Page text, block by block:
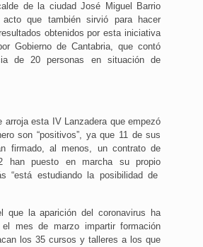
de la ciudad José Miguel Barrio
que también sirvió para hacer
obtenidos por esta iniciativa
Gobierno de Cantabria, que contó
de 20 personas en situación de
arroja esta IV Lanzadera que empezó
son “positivos”, ya que 11 de sus
firmado, al menos, un contrato de
han puesto en marcha su propio
“está estudiando la posibilidad de
que la aparición del coronavirus ha
el mes de marzo impartir formación
los 35 cursos y talleres a los que